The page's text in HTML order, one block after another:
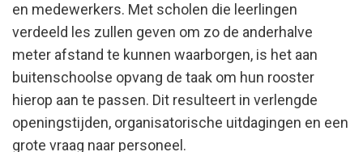
en medewerkers. Met scholen die leerlingen
verdeeld les zullen geven om zo de anderhalve
meter afstand te kunnen waarborgen, is het aan
buitenschoolse opvang de taak om hun rooster
hierop aan te passen. Dit resulteert in verlengde
openingstijden, organisatorische uitdagingen en een
grote vraag naar personeel.